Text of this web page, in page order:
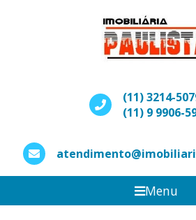
(11) 3214-
(11) 9 9906-
Menu